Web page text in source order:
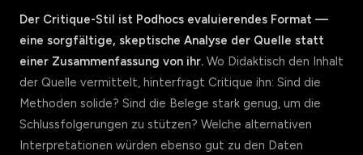
Der Critique-Stil ist Podhocs evaluierendes Format —
eine sorgfältige, skeptische Analyse der Quelle statt
einer Zusammenfassung von ihr. Wo Didaktisch den Inhalt
der Quelle vermittelt, hinterfragt Critique ihn: Sind die
Methoden solide? Sind die Belege stark genug, um die
Schlussfolgerungen zu stützen? Welche alternativen
Interpretationen würden ebenso gut zu den Daten